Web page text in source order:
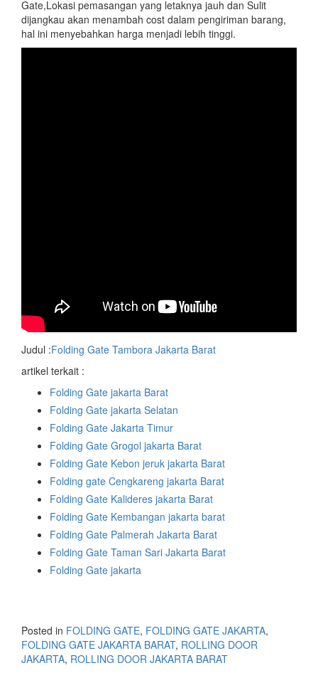
Gate,Lokasi pemasangan yang letaknya jauh dan Sulit
dijangkau akan menambah cost dalam pengiriman barang,
hal ini menyebahkan harga menjadi lebih tinggi.
Judul :Folding Gate Tambora Jakarta Barat
artikel terkait :
Folding Gate jakarta Barat
Folding Gate jakarta Selatan
Folding Gate Jakarta Timur
Folding Gate Grogol jakarta Barat
Folding Gate Kebon jeruk jakarta Barat
Folding gate Cengkareng jakarta Barat
Folding Gate Kalideres jakarta Barat
Folding Gate Kembangan jakarta barat
Folding Gate Palmerah Jakarta Barat
Folding Gate Taman Sari Jakarta Barat
Folding Gate jakarta
Posted in FOLDING GATE, FOLDING GATE JAKARTA,
FOLDING GATE JAKARTA BARAT, ROLLING DOOR
JAKARTA, ROLLING DOOR JAKARTA BARAT